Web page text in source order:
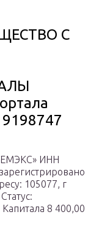
С
ИНН
105077, г
8 400,00